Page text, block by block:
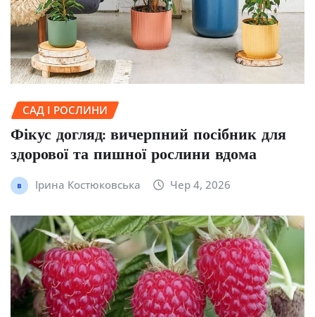
САД І РОСЛИНИ
Фікус догляд: вичерпний посібник для
здорової та пишної рослини вдома
Ірина Костюковська Чер 4, 2026